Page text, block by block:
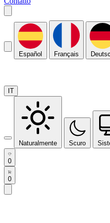
Español Français
IT
Naturalmente Scuro
0
0